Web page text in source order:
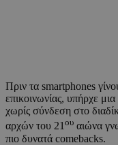
Πριν τα smartphones
επικοινωνίας, υπήρχε
χωρίς σύνδεση στο
αρχών του 21ου αιώνα
πιο δυνατά comebacks.